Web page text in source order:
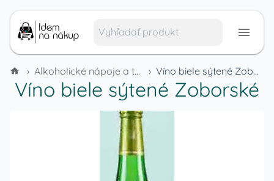
› Alkoholické nápoje a tabak › Víno biele sýtené Zoborské
Víno biele sýtené Zoborské